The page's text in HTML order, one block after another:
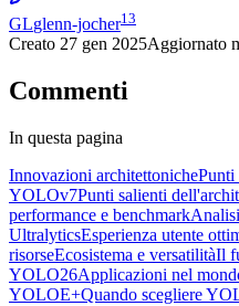
GLglenn-jocher13
Creato 27 gen 2025Aggiornato
Commenti
In questa pagina
Innovazioni architettonichePunti
YOLOv7Punti salienti
performance e benchmark
UltralyticsEsperienza utente
risorseEcosistema e versatilitàIl
YOLO26Applicazioni nel
YOLOE+Quando scegliere